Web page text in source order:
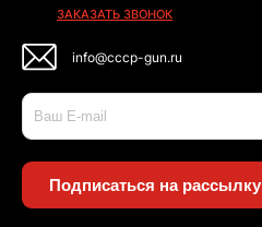
ЗАКАЗАТЬ ЗВОНОК
info@cccp-gun.ru
Подписаться на рассылку